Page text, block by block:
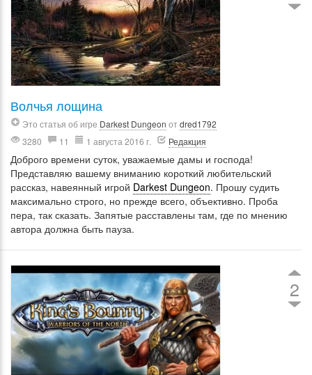
Волчья лощина
Это статья об игре Darkest Dungeon отdred1792
3280
11 1 августа 2016 г. Редакция
Доброго времени суток, уважаемые дамы и господа!
Представляю вашему вниманию короткий любительский
рассказ, навеянный игрой Darkest Dungeon. Прошу судить
максимально строго, но прежде всего, объективно. Проба
пера, так сказать. Запятые расставлены там, где по мнению
автора должна быть пауза.
2